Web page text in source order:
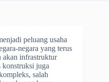
peluang usaha
negara yang terus
akan infrastruktur
konstruksi juga
salah